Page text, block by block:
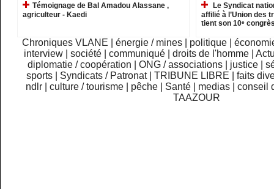
​Témoignage de Bal Amadou Alassane ,
agriculteur - Kaedi
Le Syndicat
affilié à l’Union des
tient son 10ᵉ
Chroniques VLANE énergie / mines politique
interview
|société |communiqué |droits de l'homme |
diplomatie / coopération
ONG / associations justice
sports
Syndicats / Patronat TRIBUNE LIBRE
faits
ndlr
|culture / tourisme pêche Santé medias |conseil
TAAZOUR